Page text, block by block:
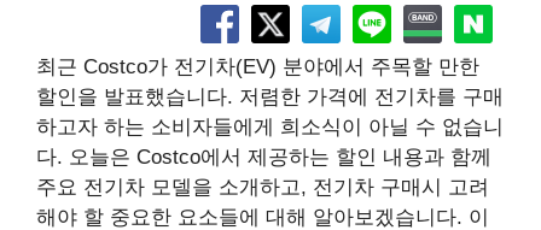
최근 Costco가 전기차(EV) 분야에서 주목할 만한
할인을 발표했습니다. 저렴한 가격에 전기차를 구매
하고자 하는 소비자들에게 희소식이 아닐 수 없습니
다. 오늘은 Costco에서 제공하는 할인 내용과 함께
주요 전기차 모델을 소개하고, 전기차 구매시 고려
해야 할 중요한 요소들에 대해 알아보겠습니다. 이